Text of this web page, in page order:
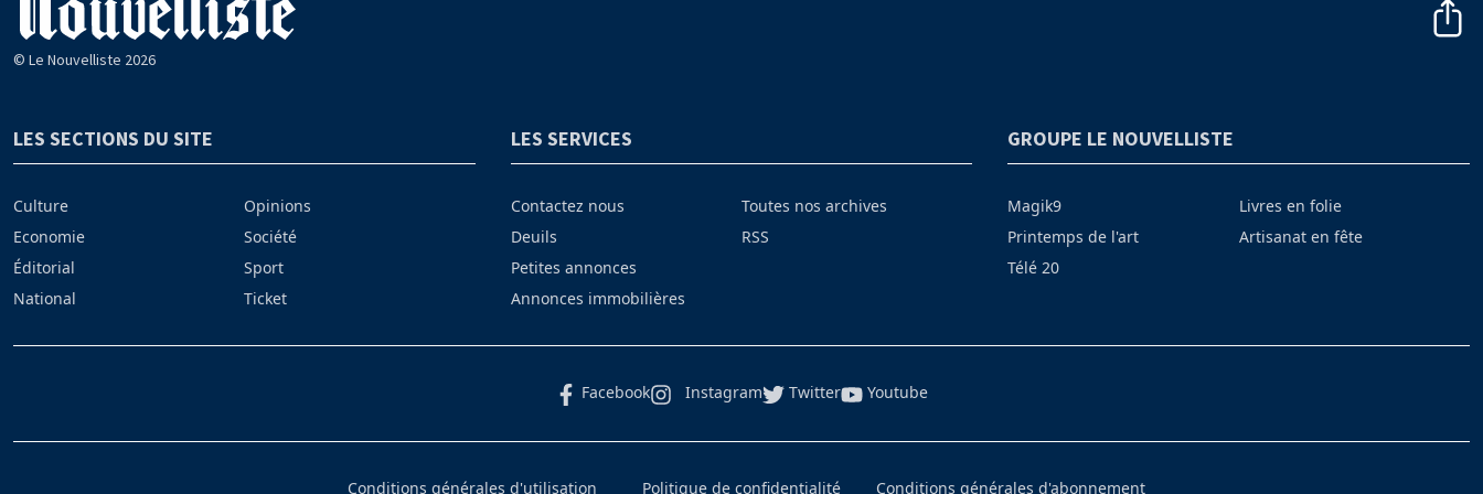
© Le Nouvelliste 2026
LES SECTIONS DU SITE
Culture
Economie
Éditorial
National
Opinions
Société
Sport
Ticket
LES SERVICES
Contactez nous
Deuils
Petites annonces
Annonces immobilières
Toutes nos archives
RSS
GROUPE LE NOUVELLISTE
Magik9
Printemps de l'art
Télé 20
Livres en folie
Artisanat en fête
Facebook Instagram Twitter Youtube
Conditions générales d'utilisation Politique de confidentialité Conditions générales d'abonnement